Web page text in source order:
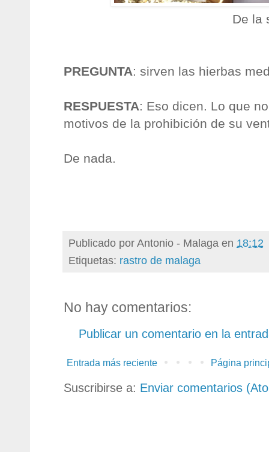
De la
PREGUNTA: sirven las hierbas
RESPUESTA: Eso dicen. Lo que
motivos de la prohibición de su
De nada.
Publicado porAntonio - Malaga en 18:12
Etiquetas: rastro de malaga
No hay comentarios:
Publicar un comentario en la
Entrada más reciente Página
Suscribirse a: Enviar comentarios